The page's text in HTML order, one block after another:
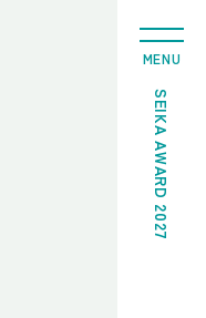
SEIKA AWARD 2027
MENU